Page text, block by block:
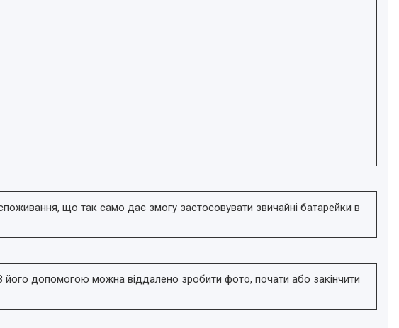
що так само дає змогу застосовувати звичайні батарейки в
його допомогою можна віддалено зробити фото, почати або закінчити